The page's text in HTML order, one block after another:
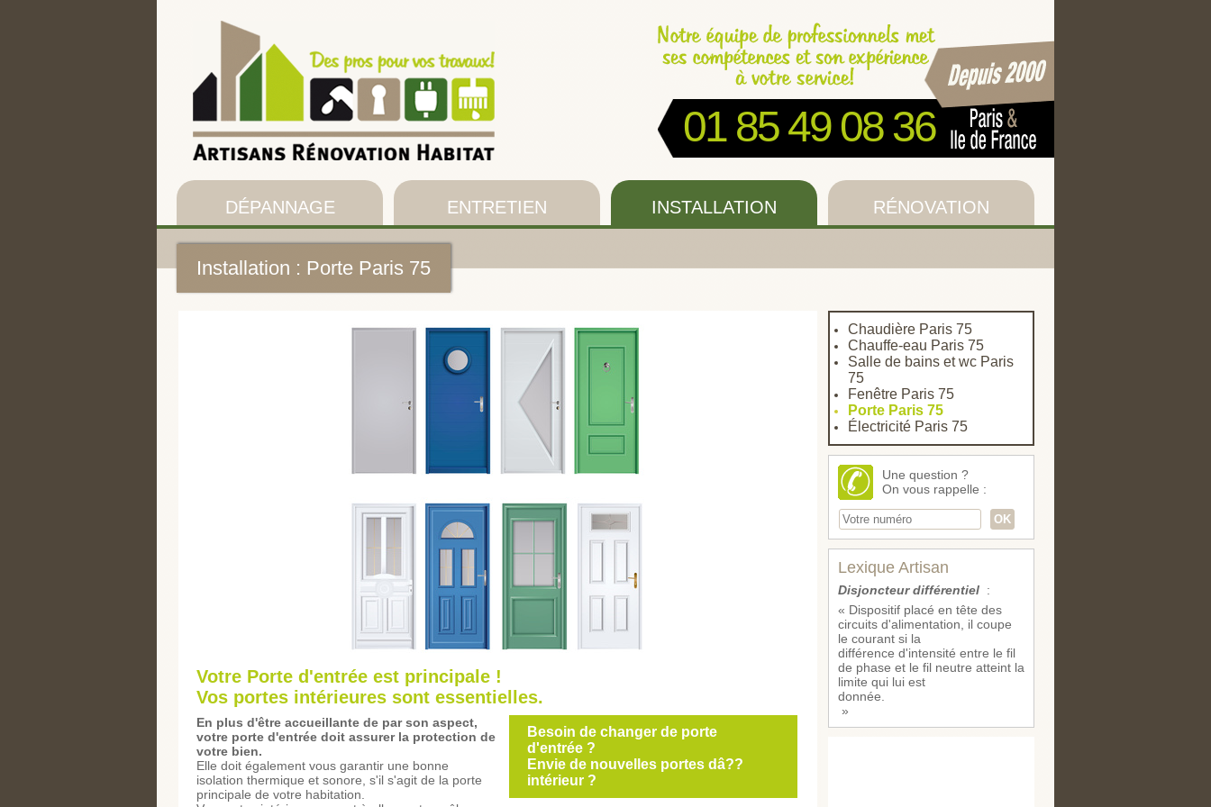
01 85 49 08 36
DÉPANNAGE ENTRETIEN INSTALLATION RÉNOVATION
Installation : Porte Paris 75
Votre Porte d'entrée est principale !
Vos portes intérieures sont essentielles.
Besoin de changer de porte
d'entrée ?
Envie de nouvelles portes dâ??
intérieur ?
En plus d'être accueillante de par son aspect,
votre porte d'entrée doit assurer la protection de
votre bien.
Elle doit également vous garantir une bonne
isolation thermique et sonore, s'il s'agit de la porte
principale de votre habitation.
Chaudière Paris 75
Chauffe-eau Paris 75
Salle de bains et wc Paris
75
Fenêtre Paris 75
Porte Paris 75
Électricité Paris 75
Une question ?
On vous rappelle :
Lexique Artisan
Disjoncteur différentiel :
« Dispositif placé en tête des
circuits d'alimentation, il coupe
le courant si la
différence d'intensité entre le fil
de phase et le fil neutre atteint la
limite qui lui est
donnée.
»